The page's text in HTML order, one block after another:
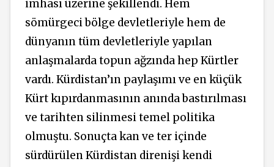
imhası üzerine şekillendi. Hem
sömürgeci bölge devletleriyle hem de
dünyanın tüm devletleriyle yapılan
anlaşmalarda topun ağzında hep Kürtler
vardı. Kürdistan’ın paylaşımı ve en küçük
Kürt kıpırdanmasının anında bastırılması
ve tarihten silinmesi temel politika
olmuştu. Sonuçta kan ve ter içinde
sürdürülen Kürdistan direnişi kendi